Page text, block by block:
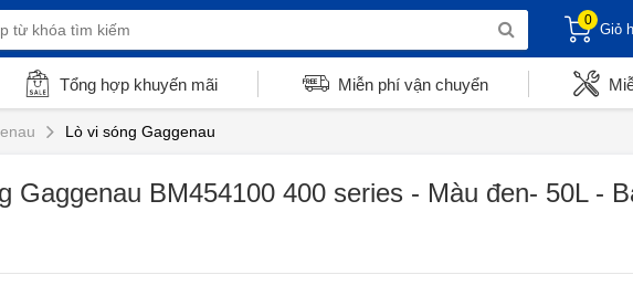
0
Giỏ
Tổng hợp khuyến mãi Miễn phí vận chuyển
Lò vi sóng Gaggenau
Gaggenau BM454100 400 series - Màu đen- 50L -